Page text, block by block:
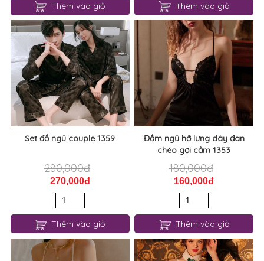
Thêm vào giỏ Thêm vào giỏ
Set đồ ngủ couple 1359
280,000đ
270,000đ
Thêm vào giỏ
Đầm ngủ hở lưng dây đan
chéo gợi cảm 1353
180,000đ
160,000đ
Thêm vào giỏ